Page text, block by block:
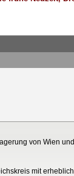
von Wien
mit